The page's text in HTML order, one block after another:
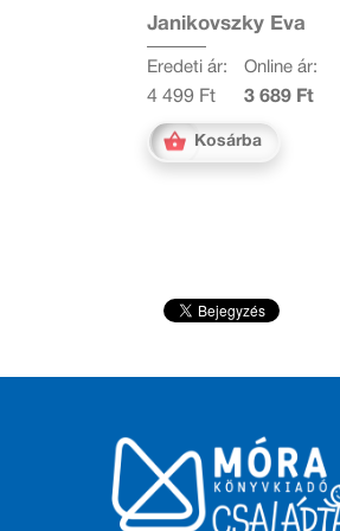
Janikovszky Éva
Eredeti ár:
4 499 Ft
Online ár:
3 689 Ft
Kosárba